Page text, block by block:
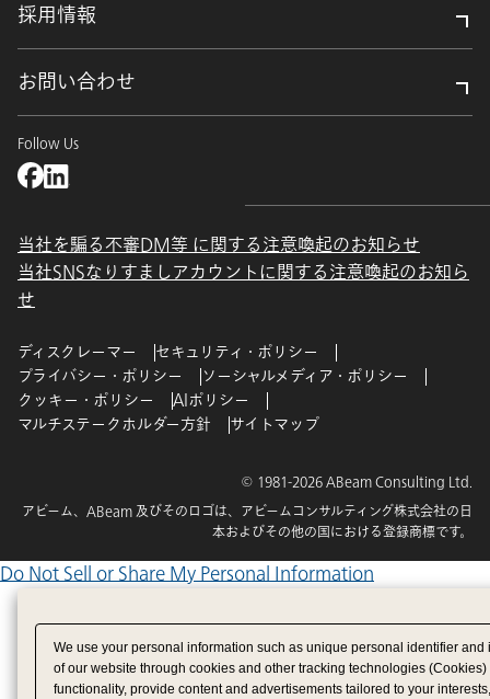
採用情報
お問い合わせ
Follow Us
当社を騙る不審DM等 に関する注意喚起のお知らせ
当社SNSなりすましアカウントに関する注意喚起のお知ら
せ
ディスクレーマー
セキュリティ・ポリシー
プライバシー・ポリシー
ソーシャルメディア・ポリシー
クッキー・ポリシー
AIポリシー
マルチステークホルダー方針
サイトマップ
© 1981-2026 ABeam Consulting Ltd.
アビーム、ABeam 及びそのロゴは、アビームコンサルティング株式会社の日
本およびその他の国における登録商標です。
Do Not Sell or Share My Personal Information
We use your personal information such as unique personal identifier
of our website through cookies and other tracking technologies
functionality, provide content and advertisements tailored to your